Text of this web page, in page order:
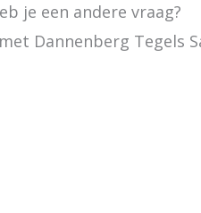
je een andere vraag?
Dannenberg Tegels